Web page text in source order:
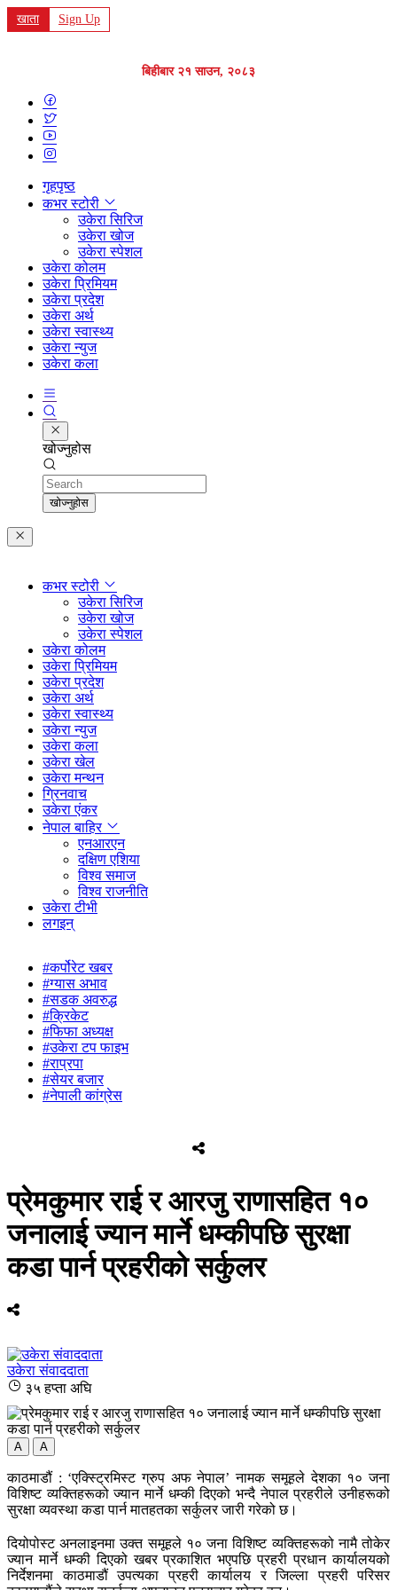
खाता Sign Up
बिहीबार २१ साउन, २०८३
गृहपृष्ठ
कभर स्टोरी
उकेरा सिरिज
उकेरा खोज
उकेरा स्पेशल
उकेरा कोलम
उकेरा प्रिमियम
उकेरा प्रदेश
उकेरा अर्थ
उकेरा स्वास्थ्य
उकेरा न्युज
उकेरा कला
खोज्नुहोस
Search
खोज्नुहोस
कभर स्टोरी
उकेरा सिरिज
उकेरा खोज
उकेरा स्पेशल
उकेरा कोलम
उकेरा प्रिमियम
उकेरा प्रदेश
उकेरा अर्थ
उकेरा स्वास्थ्य
उकेरा न्युज
उकेरा कला
उकेरा खेल
उकेरा मन्थन
ग्रिनवाच
उकेरा एंकर
नेपाल बाहिर
एनआरएन
दक्षिण एशिया
विश्व समाज
विश्व राजनीति
उकेरा टीभी
लगइन्
#कर्पोरेट खबर
#ग्यास अभाव
#सडक अवरुद्ध
#क्रिकेट
#फिफा अध्यक्ष
#उकेरा टप फाइभ
#राप्रपा
#सेयर बजार
#नेपाली कांग्रेस
प्रेमकुमार राई र आरजु राणासहित १०
जनालाई ज्यान मार्ने धम्कीपछि सुरक्षा
कडा पार्न प्रहरीको सर्कुलर
उकेरा संवाददाता
३५ हप्ता अघि
A A
काठमाडौं : ‘एक्स्ट्रिमिस्ट ग्रुप अफ नेपाल’ नामक समूहले देशका १० जना
विशिष्ट व्यक्तिहरूको ज्यान मार्ने धम्की दिएको भन्दै नेपाल प्रहरीले उनीहरूको
सुरक्षा व्यवस्था कडा पार्न मातहतका सर्कुलर जारी गरेको छ।
दियोपोस्ट अनलाइनमा उक्त समूहले १० जना विशिष्ट व्यक्तिहरूको नामै तोकेर
ज्यान मार्ने धम्की दिएको खबर प्रकाशित भएपछि प्रहरी प्रधान कार्यालयको
निर्देशनमा काठमाडौं उपत्यका प्रहरी कार्यालय र जिल्ला प्रहरी परिसर